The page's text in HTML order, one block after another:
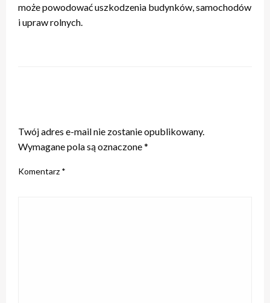
może powodować uszkodzenia budynków, samochodów
i upraw rolnych.
Twój adres e-mail nie zostanie opublikowany.
Wymagane pola są oznaczone*
Komentarz *